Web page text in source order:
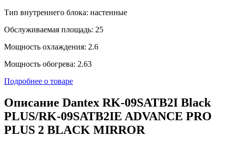
Тип внутреннего блока: настенные
Обслуживаемая площадь: 25
Мощность охлаждения: 2.6
Мощность обогрева: 2.63
Подробнее о товаре
Описание Dantex RK-09SATB2I Black
PLUS/RK-09SATB2IE ADVANCE PRO
PLUS 2 BLACK MIRROR